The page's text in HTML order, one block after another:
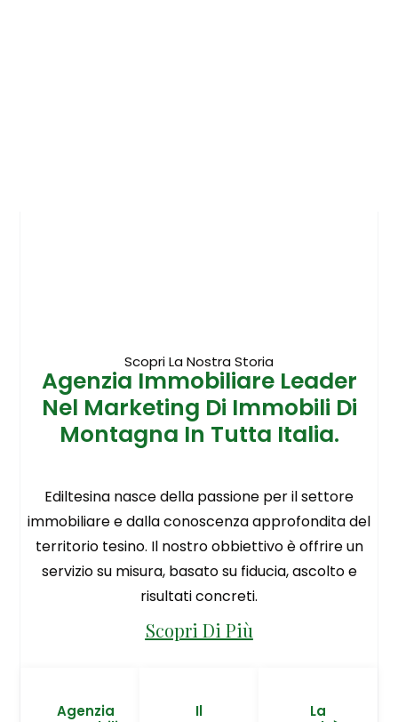
Scopri La Nostra Storia
Agenzia Immobiliare Leader
Nel Marketing Di Immobili Di
Montagna In Tutta Italia.
Ediltesina nasce della passione per il settore
immobiliare e dalla conoscenza approfondita del
territorio tesino. Il nostro obbiettivo è offrire un
servizio su misura, basato su fiducia, ascolto e
risultati concreti.
Scopri Di Più
Agenzia
Il
La